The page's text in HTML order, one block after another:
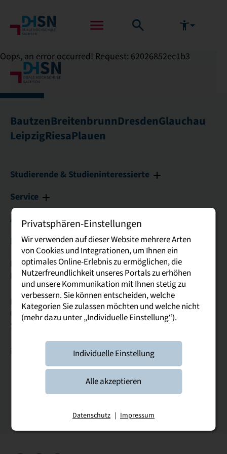
Oops, an error occurred! Request: 62026852ec1b3
BautzenBreitenbrunnDresdenGlauchau
LeipzigRiesaPlauen
Studierende & Studieninteressierte
Service
Allgemein
Kontakt
Duale Hochschule Sachsen
Rektorat
Hoffnung 83
08371 Glauchau
Sachsen
info@dhsn.de
Privatsphären-Einstellungen
Wir verwenden auf dieser Website mehrere Arten
von Cookies und Integrationen, um Ihnen ein
optimales Online-Erlebnis zu ermöglichen, die
Nutzerfreundlichkeit unseres Portals zu erhöhen
und unsere Kommunikation mit Ihnen stetig zu
verbessern. Sie können entscheiden, welche
Kategorien Sie zulassen möchten und welche nicht
(mehr dazu unter „Individuelle Einstellung“).
Individuelle Einstellung
Alle akzeptieren
Datenschutz | Impressum